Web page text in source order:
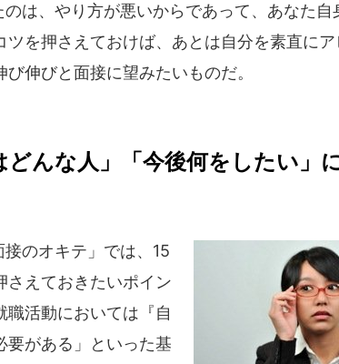
は、やり方が悪いからであって、あなた自
ツを押さえておけば、あとは自分を素直に
伸びと面接に望みたいものだ。
んな人」「今後何をしたい」
のオキテ」では、15
さえておきたいポイン
職活動においては『自
要がある」といった基